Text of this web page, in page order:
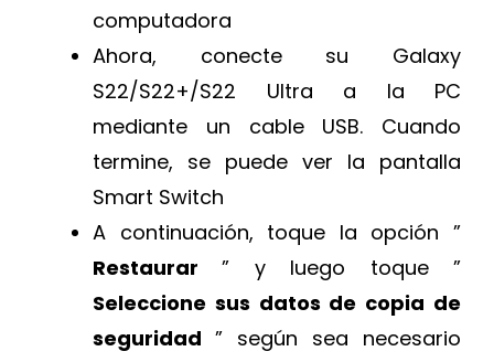
computadora
Ahora, conecte su Galaxy
S22/S22+/S22 Ultra a la PC
mediante un cable USB. Cuando
termine, se puede ver la pantalla
Smart Switch
A continuación, toque la opción ”
Restaurar” y luego toque ”
Seleccione sus datos de copia de
seguridad ” según sea necesario